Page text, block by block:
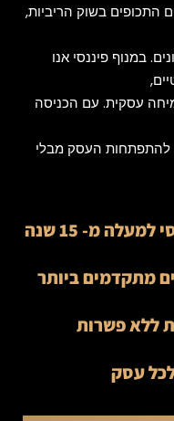
התכופים בשוק הריביות,
במנוף פיננסי אנו
עסקית. עם הכניסה
להתפתחות העסק מבלי
מ- 15 שנה
מתקדמים ביותר
ללא פשרות
עסק